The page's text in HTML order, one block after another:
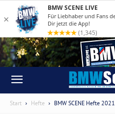
Start Hefte BMW SCENE Hefte 2021